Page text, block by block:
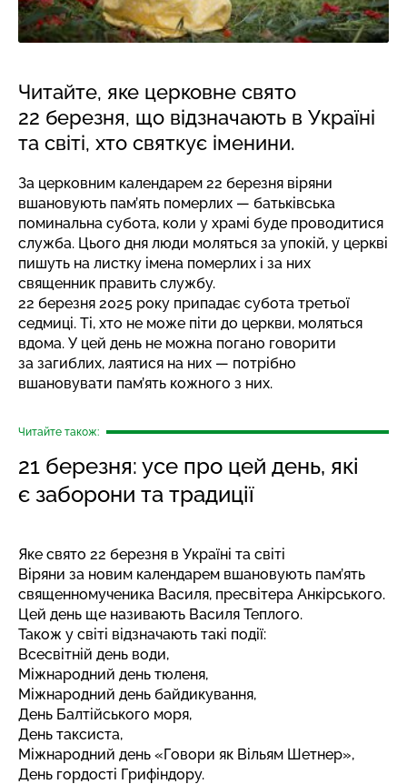
Читайте, яке церковне свято
22 березня, що відзначають в Україні
та світі, хто святкує іменини.
За церковним календарем 22 березня віряни
вшановують пам’ять померлих — батьківська
поминальна субота, коли у храмі буде проводитися
служба. Цього дня люди моляться за упокій, у церкві
пишуть на листку імена померлих і за них
священник править службу.
22 березня 2025 року припадає субота третьої
седмиці. Ті, хто не може піти до церкви, моляться
вдома. У цей день не можна погано говорити
за загиблих, лаятися на них — потрібно
вшановувати пам’ять кожного з них.
Читайте також:
21 березня: усе про цей день, які
є заборони та традиції
Яке свято 22 березня в Україні та світі
Віряни за новим календарем вшановують пам’ять
священномученика Василя, пресвітера Анкірського.
Цей день ще називають Василя Теплого.
Також у світі відзначають такі події:
Всесвітній день води,
Міжнародний день тюленя,
Міжнародний день байдикування,
День Балтійського моря,
День таксиста,
Міжнародний день «Говори як Вільям Шетнер»,
День гордості Грифіндору.